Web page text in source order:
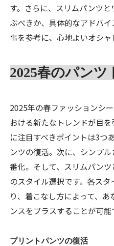
す。さらに、スリムパンツ
ぶべきか、具体的なアドバ
事を参考に、心地よいオシャ
2025春のパン
2025年の春ファッションシ
おける新たなトレンドが目
に注目すべきポイントは3つ
ンツの復活。次に、シンプ
番化。そして、スリムパン
のスタイル選択です。各ス
り、着こなし方によって、
ンスをプラスすることが可能
プリントパンツの復活